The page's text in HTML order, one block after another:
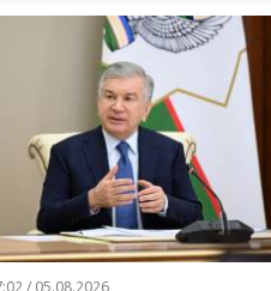
/ 05.08.2026